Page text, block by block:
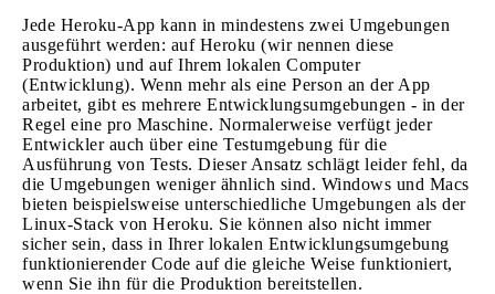
Jede Heroku-App kann in mindestens zwei Umgebungen
ausgeführt werden: auf Heroku (wir nennen diese
Produktion) und auf Ihrem lokalen Computer
(Entwicklung). Wenn mehr als eine Person an der App
arbeitet, gibt es mehrere Entwicklungsumgebungen - in der
Regel eine pro Maschine. Normalerweise verfügt jeder
Entwickler auch über eine Testumgebung für die
Ausführung von Tests. Dieser Ansatz schlägt leider fehl, da
die Umgebungen weniger ähnlich sind. Windows und Macs
bieten beispielsweise unterschiedliche Umgebungen als der
Linux-Stack von Heroku. Sie können also nicht immer
sicher sein, dass in Ihrer lokalen Entwicklungsumgebung
funktionierender Code auf die gleiche Weise funktioniert,
wenn Sie ihn für die Produktion bereitstellen.